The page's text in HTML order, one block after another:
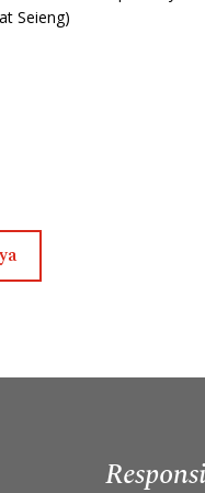
Seieng)